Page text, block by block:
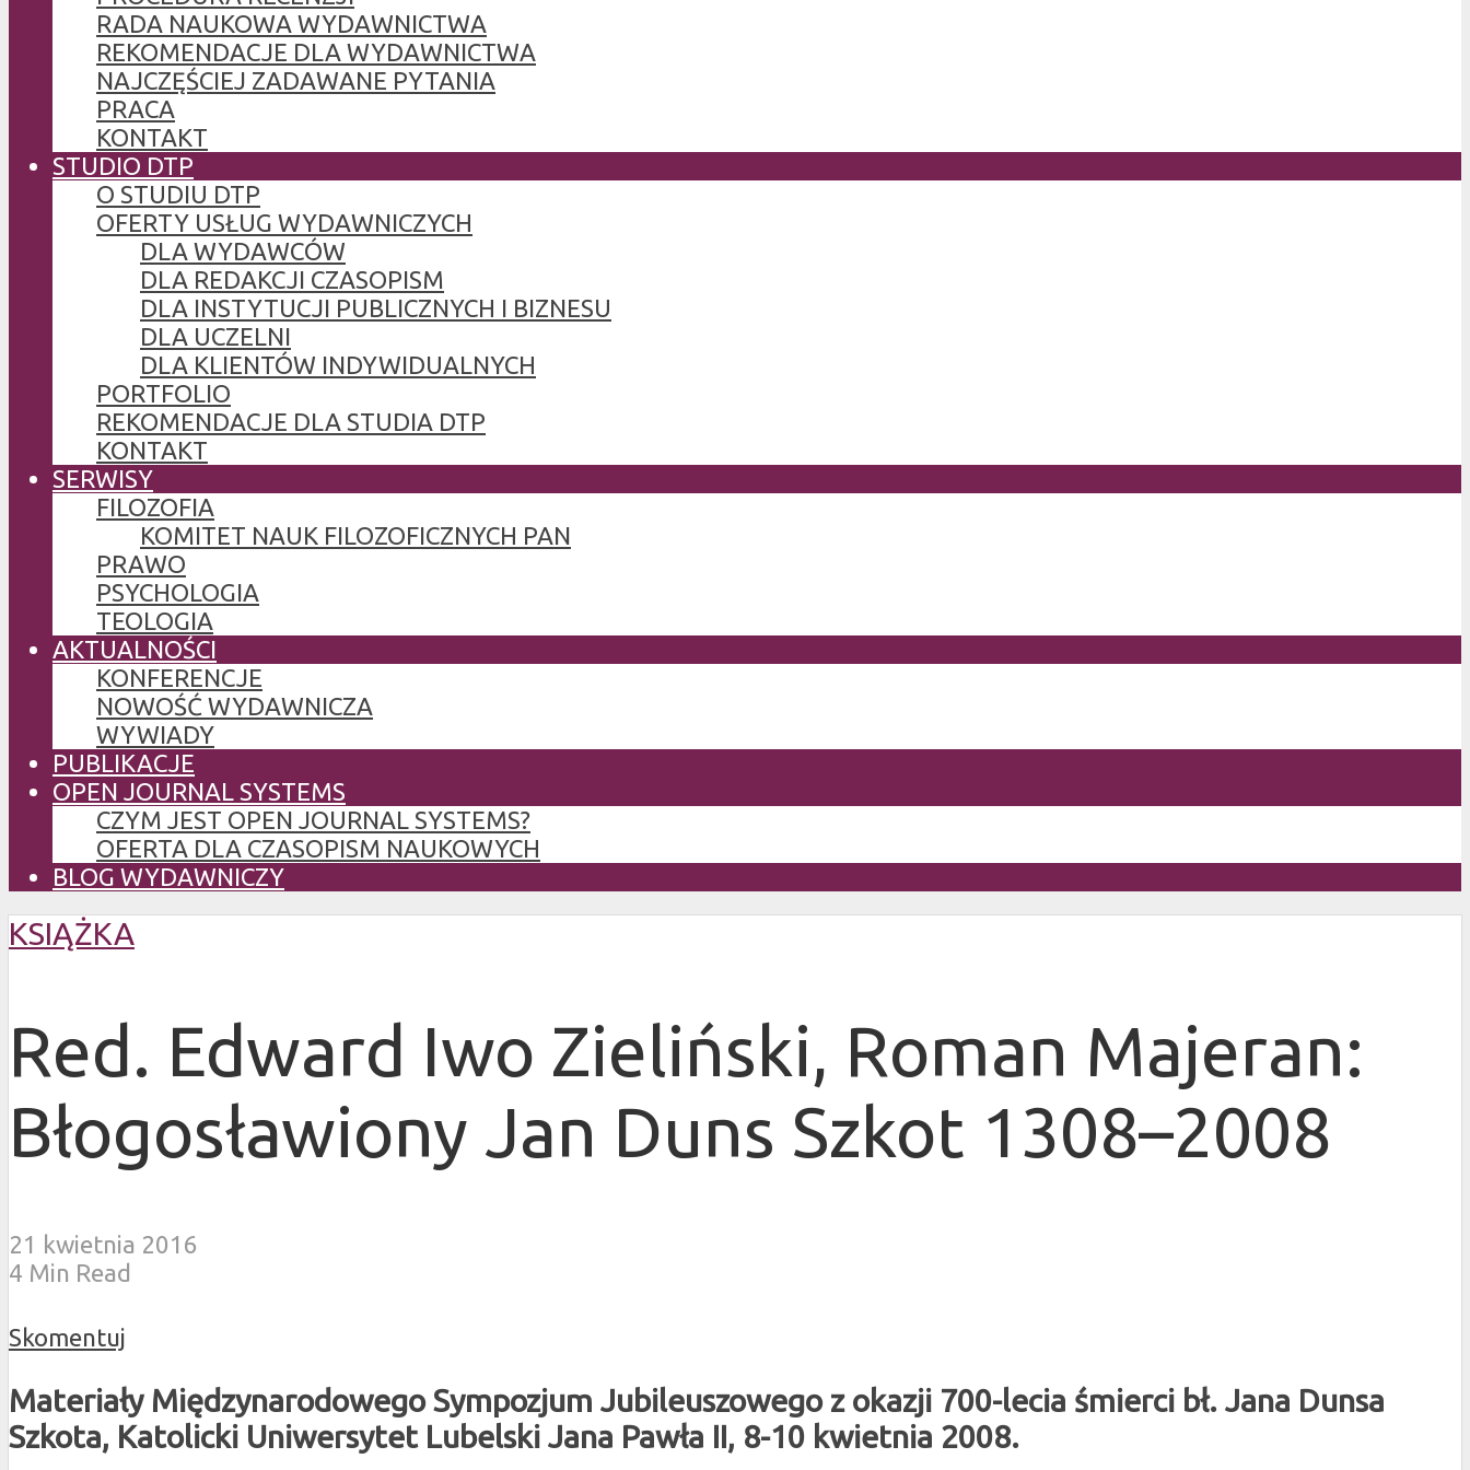
RADA NAUKOWA WYDAWNICTWA
REKOMENDACJE DLA WYDAWNICTWA
NAJCZĘŚCIEJ ZADAWANE PYTANIA
PRACA
KONTAKT
STUDIO DTP
O STUDIU DTP
OFERTY USŁUG WYDAWNICZYCH
DLA WYDAWCÓW
DLA REDAKCJI CZASOPISM
DLA INSTYTUCJI PUBLICZNYCH I BIZNESU
DLA UCZELNI
DLA KLIENTÓW INDYWIDUALNYCH
PORTFOLIO
REKOMENDACJE DLA STUDIA DTP
KONTAKT
SERWISY
FILOZOFIA
KOMITET NAUK FILOZOFICZNYCH PAN
PRAWO
PSYCHOLOGIA
TEOLOGIA
AKTUALNOŚCI
KONFERENCJE
NOWOŚĆ WYDAWNICZA
WYWIADY
PUBLIKACJE
OPEN JOURNAL SYSTEMS
CZYM JEST OPEN JOURNAL SYSTEMS?
OFERTA DLA CZASOPISM NAUKOWYCH
BLOG WYDAWNICZY
KSIĄŻKA
Red. Edward Iwo Zieliński, Roman Majeran:
Błogosławiony Jan Duns Szkot 1308–2008
21 kwietnia 2016
4 Min Read
Skomentuj
Materiały Międzynarodowego Sympozjum Jubileuszowego z okazji 700-lecia śmierci bł. Jana Dunsa
Szkota, Katolicki Uniwersytet Lubelski Jana Pawła II, 8-10 kwietnia 2008.